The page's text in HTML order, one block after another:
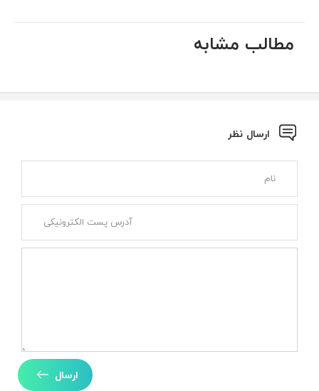
مطالب مشابه
ارسال نظر
ارسال